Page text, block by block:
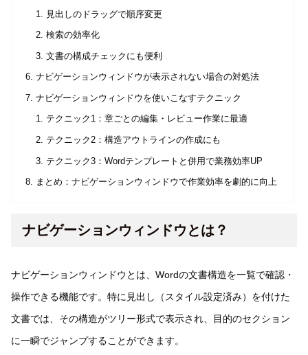
見出しのドラッグで順序変更
検索の効率化
文書の構成チェックにも便利
ナビゲーションウィンドウが表示されない場合の対処法
ナビゲーションウィンドウを使いこなすテクニック
テクニック1：章ごとの編集・レビュー作業に最適
テクニック2：構造アウトラインの作成にも
テクニック3：Wordテンプレートと併用で業務効率UP
まとめ：ナビゲーションウィンドウで作業効率を劇的に向上
ナビゲーションウィンドウとは？
ナビゲーションウィンドウとは、Wordの文書構造を一覧で確認・
操作できる機能です。特に見出し（スタイル設定済み）を付けた
文書では、その構造がツリー形式で表示され、目的のセクション
に一瞬でジャンプすることができます。